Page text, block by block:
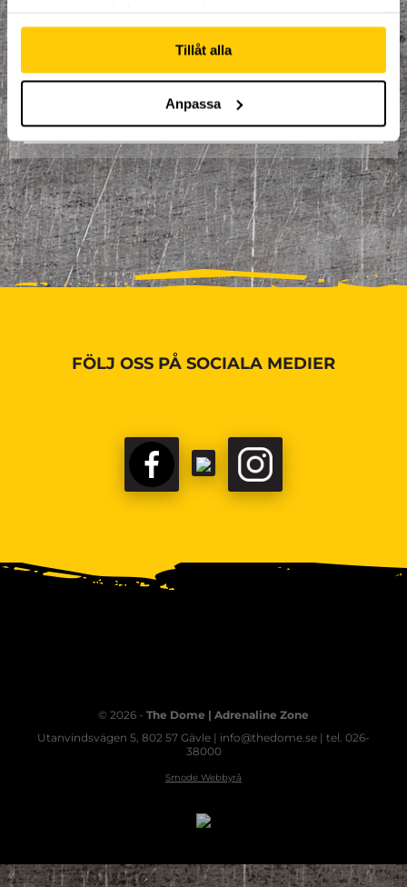
Tillåt alla
Anpassa
BOKA HÄR
FÖLJ OSS PÅ SOCIALA MEDIER
© 2026 - The Dome | Adrenaline Zone
Utanvindsvägen 5, 802 57 Gävle | info@thedome.se | tel. 026-
38000
Smode Webbyrå